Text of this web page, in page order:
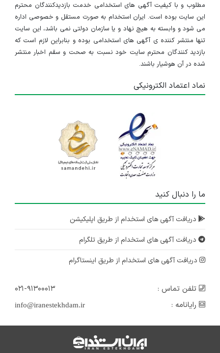
مطلوب و با کیفیت آگهی های استخدامی خدمت بازدیدکنندگان محترم
این سایت بوده است. ایران استخدام به صورت مستقل و خصوصی اداره
می شود و وابسته به هیچ نهاد و یا سازمان دولتی نمی باشد، این سایت
تنها منتشر کننده ی آگهی های استخدامی بوده و بنابراین لازم است که
بازدید کنندگان محترم سایت خود نسبت به صحت و سقم اخبار منتشر
شده در آن هوشیار باشند.
نماد اعتماد الکترونیکی
ما را دنبال کنید
دریافت آگهی های استخدام از طریق اپلیکیشن
دریافت آگهی های استخدام از طریق تلگرام
دریافت آگهی های استخدام از طریق اینستاگرام
تلفن تماس :
۰۲۱-۹۱۳۰۰۰۱۳
رایانامه :
info@iranestekhdam.ir